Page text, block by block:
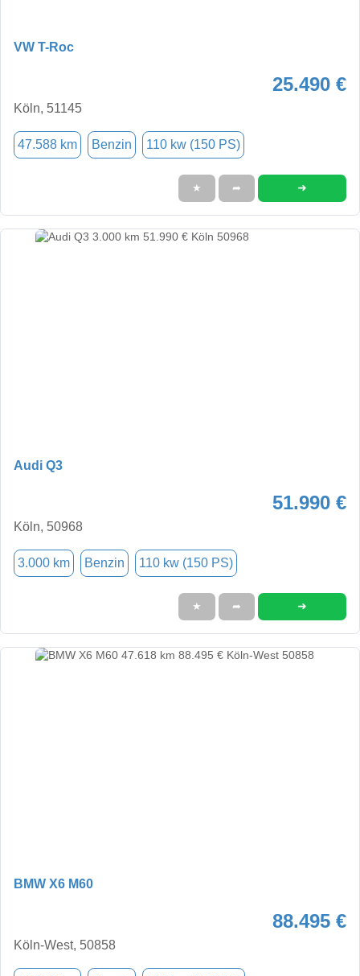
VW T-Roc
25.490 €
Köln, 51145
47.588 km Benzin 110 kw (150 PS)
★ ➦ ➜
Audi Q3
51.990 €
Köln, 50968
3.000 km Benzin 110 kw (150 PS)
★ ➦ ➜
BMW X6 M60
88.495 €
Köln-West, 50858